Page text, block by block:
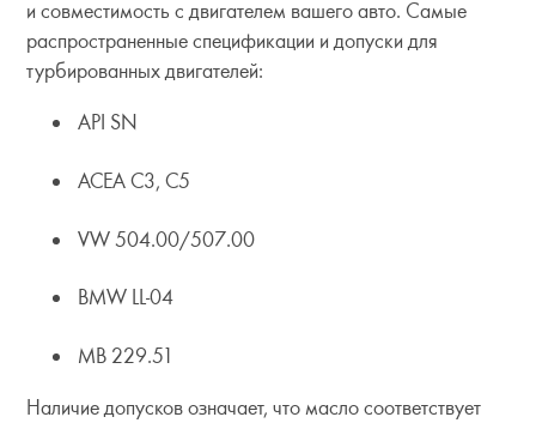
и совместимость с двигателем вашего авто. Самые
распространенные спецификации и допуски для
турбированных двигателей:
API SN
ACEA C3, C5
VW 504.00/507.00
BMW LL-04
MB 229.51
Наличие допусков означает, что масло соответствует